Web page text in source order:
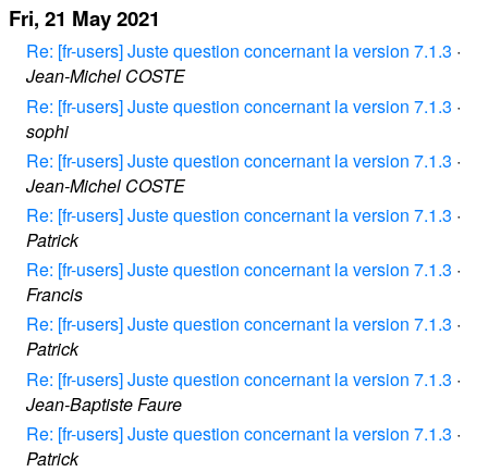
Fri, 21 May 2021
Re: [fr-users] Juste question concernant la version 7.1.3 ·
Jean-Michel COSTE
Re: [fr-users] Juste question concernant la version 7.1.3 ·
sophi
Re: [fr-users] Juste question concernant la version 7.1.3 ·
Jean-Michel COSTE
Re: [fr-users] Juste question concernant la version 7.1.3 ·
Patrick
Re: [fr-users] Juste question concernant la version 7.1.3 ·
Francis
Re: [fr-users] Juste question concernant la version 7.1.3 ·
Patrick
Re: [fr-users] Juste question concernant la version 7.1.3 ·
Jean-Baptiste Faure
Re: [fr-users] Juste question concernant la version 7.1.3 ·
Patrick